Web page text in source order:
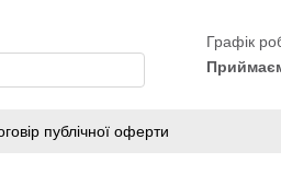
Графік
публічної оферти